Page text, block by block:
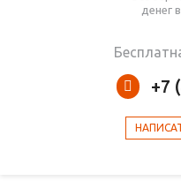
денег
+7